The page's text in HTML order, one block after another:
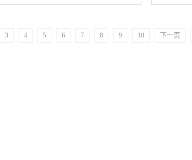
3 4 5 6 7 8 9 10 下一页